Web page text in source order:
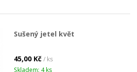
Sušený jetel květ
45,00 Kč / ks
Skladem: 4 ks